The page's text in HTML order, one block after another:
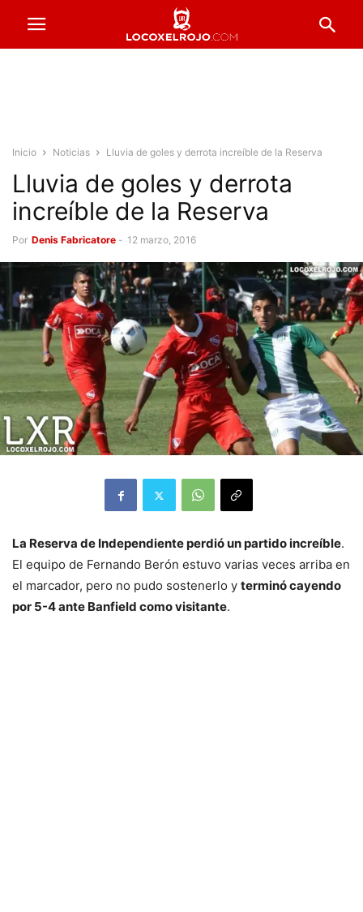
Inicio Noticias Lluvia de goles y derrota increíble de la Reserva
Lluvia de goles y derrota
increíble de la Reserva
Por Denis Fabricatore - 12 marzo, 2016
La Reserva de Independiente perdió un partido increíble.
El equipo de Fernando Berón estuvo varias veces arriba en
el marcador, pero no pudo sostenerlo y terminó cayendo
por 5-4 ante Banfield como visitante.